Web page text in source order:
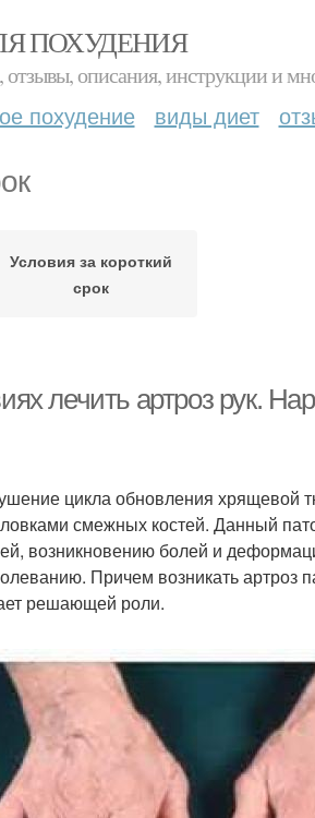
ПОХУДЕНИЯ
описания, инструкции и
похудение виды диет
Условия за короткий
срок
лечить артроз рук.
цикла обновления хрящевой
смежных костей. Данный
возникновению болей и
Причем возникать артроз
решающей роли.